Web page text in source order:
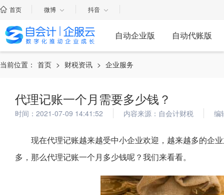
首页 微博 抖音
自动企业版 自动代账版
当前位置： 首页 > 财税资讯 > 企业服务
代理记账一个月需要多少钱？
时间：2021-07-09 14:41:52 内容来源：自会计财税 编
现在代理记账越来越受中小企业欢迎，越来越多的企
多，那么代理记账一个月多少钱呢？我们来看看。